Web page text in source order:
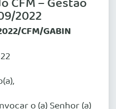
2022
CFM/GABIN
o (a) Senhor (a)